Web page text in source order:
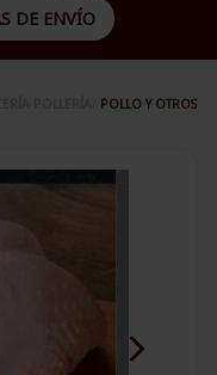
DE ENVÍO
POLLO Y OTROS